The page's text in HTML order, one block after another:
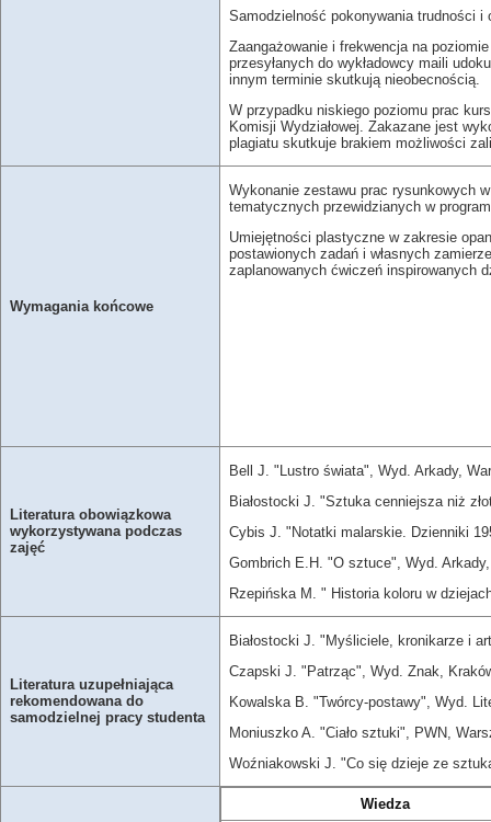
Samodzielność pokonywania trudności
Zaangażowanie i frekwencja na
przesyłanych do wykładowcy maili
innym terminie skutkują nieobecnością.
W przypadku niskiego poziomu prac
Komisji Wydziałowej. Zakazane jest
plagiatu skutkuje
Wymagania końcowe
Wykonanie zestawu prac rysunkowych
tematycznych przewidzianych w
Umiejętności plastyczne w zakresie
postawionych zadań i własnych
zaplanowanych ćwiczeń inspirowanych
Literatura obowiązkowa
wykorzystywana podczas
zajęć
Bell J. "Lustro świata", Wyd. Arkady,
Białostocki J. "Sztuka cenniejsza niż
Cybis J. "Notatki malarskie. Dzienniki
Gombrich E.H. "O sztuce", Wyd.
Rzepińska M. " Historia koloru w
Literatura uzupełniająca
rekomendowana do
samodzielnej pracy studenta
Białostocki J. "Myśliciele, kronikarze i
Czapski J. "Patrząc", Wyd. Znak,
Kowalska B. "Twórcy-postawy", Wyd.
Moniuszko A. "Ciało sztuki", PWN,
Woźniakowski J. "Co się dzieje ze
Wiedza